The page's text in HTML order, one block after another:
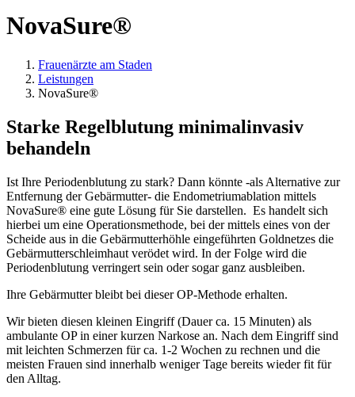
NovaSure®
Frauenärzte am Staden
Leistungen
NovaSure®
Starke Regelblutung minimalinvasiv
behandeln
Ist Ihre Periodenblutung zu stark? Dann könnte -als Alternative zur
Entfernung der Gebärmutter- die Endometriumablation mittels
NovaSure® eine gute Lösung für Sie darstellen. Es handelt sich
hierbei um eine Operationsmethode, bei der mittels eines von der
Scheide aus in die Gebärmutterhöhle eingeführten Goldnetzes die
Gebärmutterschleimhaut verödet wird. In der Folge wird die
Periodenblutung verringert sein oder sogar ganz ausbleiben.
Ihre Gebärmutter bleibt bei dieser OP-Methode erhalten.
Wir bieten diesen kleinen Eingriff (Dauer ca. 15 Minuten) als
ambulante OP in einer kurzen Narkose an. Nach dem Eingriff sind
mit leichten Schmerzen für ca. 1-2 Wochen zu rechnen und die
meisten Frauen sind innerhalb weniger Tage bereits wieder fit für
den Alltag.